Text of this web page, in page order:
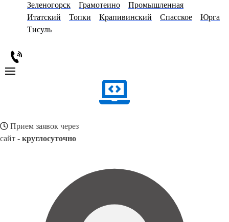
Зеленогорск
Грамотеино
Промышленная
Итатский
Топки Крапивинский Спасское
Юрга
Тисуль
Прием заявок через
сайт - круглосуточно